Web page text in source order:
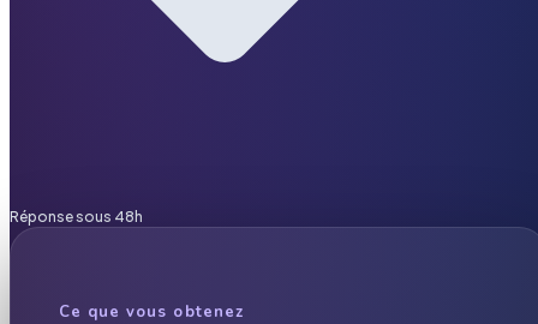
Réponse sous 48h
Ce que vous obtenez